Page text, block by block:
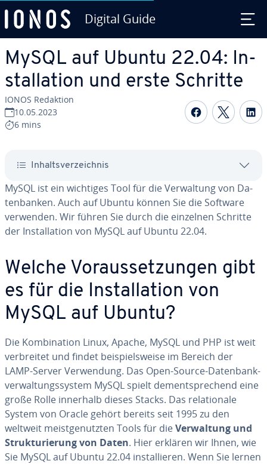
Digital Guide
MySQL auf Ubuntu 22.04: In­
stal­la­ti­on und erste Schritte
IONOS Redaktion
10.05.2023
6 mins
Auf Auf
In­halts­ver­zeich­nis
MySQL ist ein wichtiges Tool für die Ver­wal­tung von Da­
ten­ban­ken. Auch auf Ubuntu können Sie die Software
verwenden. Wir führen Sie durch die einzelnen Schritte
der In­stal­la­ti­on von MySQL auf Ubuntu 22.04.
Welche Vor­aus­set­zun­gen gibt
es für die In­stal­la­ti­on von
MySQL auf Ubuntu?
Die Kom­bi­na­ti­on Linux, Apache, MySQL und PHP ist weit
ver­brei­tet und findet bei­spiels­wei­se im Bereich der
LAMP-Server Ver­wen­dung. Das Open-Source-Da­ten­bank­
ver­wal­tungs­sys­tem MySQL spielt dem­entspre­chend eine
große Rolle innerhalb dieses Stacks. Das re­la­tio­na­le
System von Oracle gehört bereits seit 1995 zu den
weltweit meist­ge­nutz­ten Tools für dieVer­wal­tung und
Struk­tu­rie­rung von Daten. Hier erklären wir Ihnen, wie
Sie MySQL auf Ubuntu 22.04 in­stal­lie­ren. Wenn Sie lernen